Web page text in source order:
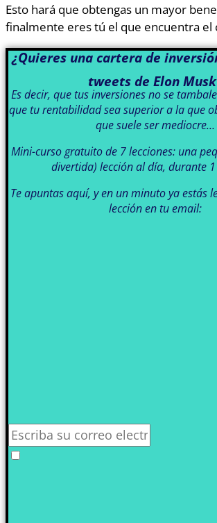
Esto hará que obtengas un mayor
finalmente eres tú el que encuentra el
¿Quieres una cartera de
tweets de Elon
Es decir, que tus inversiones no se
que tu rentabilidad sea superior a la que
que suele ser mediocre…
Mini-curso gratuito de 7 lecciones: una
divertida) lección al día, durante
Te apuntas aquí, y en un minuto ya estás
lección en tu email: